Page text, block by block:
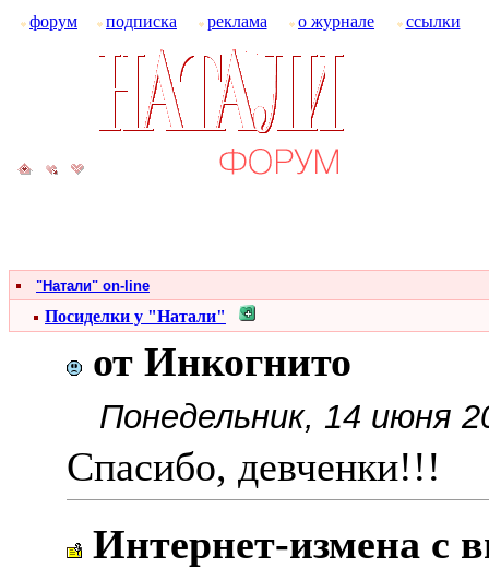
форум подписка реклама о журнале ссылки
"Натали" on-line
Посиделки у "Натали"
от Инкогнито
Понедельник, 14 июня
Спасибо, девченки!!!
Интернет-измена с